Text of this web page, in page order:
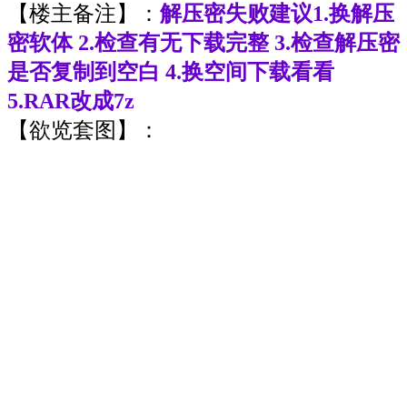
【楼主备注】： 解压密失败建议1.换解压
密软体 2.检查有无下载完整 3.检查解压密
是否复制到空白 4.换空间下载看看
5.RAR改成7z
【欲览套图】：